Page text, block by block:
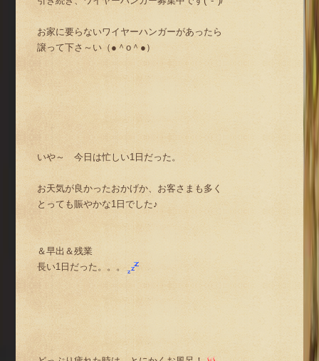
お家に要らないワイヤーハンガーがあったら
譲って下さ～い（●＾o＾●）
いや～ 今日は忙しい1日だった。
お天気が良かったおかげか、お客さまも多く
とっても賑やかな1日でした♪
＆早出＆残業
長い1日だった。。。